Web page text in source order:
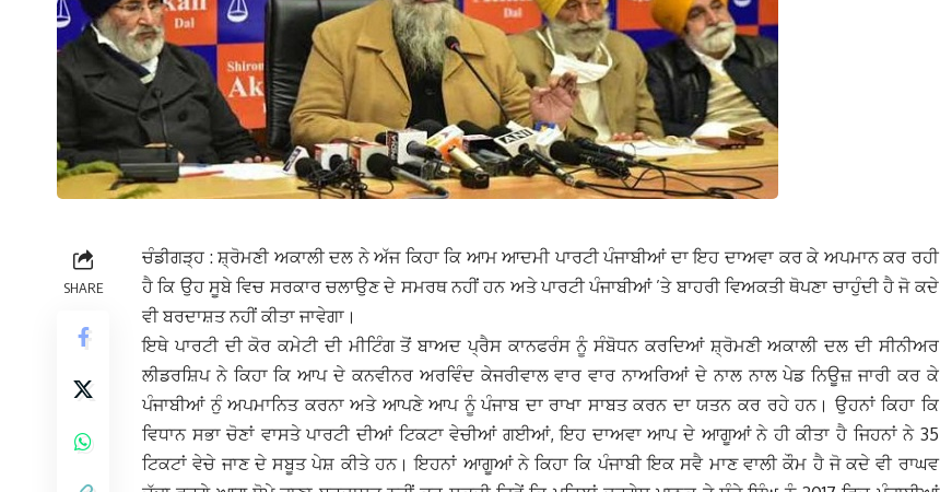
SHARE
ਚੰਡੀਗੜ੍ਹ : ਸ਼੍ਰੋਮਣੀ ਅਕਾਲੀ ਦਲ ਨੇ ਅੱਜ ਕਿਹਾ ਕਿ ਆਮ ਆਦਮੀ ਪਾਰਟੀ ਪੰਜਾਬੀਆਂ ਦਾ ਇਹ ਦਾਅਵਾ ਕਰ ਕੇ ਅਪਮਾਨ ਕਰ ਰਹੀ
ਹੈ ਕਿ ਉਹ ਸੂਬੇ ਵਿਚ ਸਰਕਾਰ ਚਲਾਉਣ ਦੇ ਸਮਰਥ ਨਹੀਂ ਹਨ ਅਤੇ ਪਾਰਟੀ ਪੰਜਾਬੀਆਂ ’ਤੇ ਬਾਹਰੀ ਵਿਅਕਤੀ ਥੋਪਣਾ ਚਾਹੁੰਦੀ ਹੈ ਜੋ ਕਦੇ
ਵੀ ਬਰਦਾਸ਼ਤ ਨਹੀਂ ਕੀਤਾ ਜਾਵੇਗਾ।
ਇਥੇ ਪਾਰਟੀ ਦੀ ਕੋਰ ਕਮੇਟੀ ਦੀ ਮੀਟਿੰਗ ਤੋਂ ਬਾਅਦ ਪ੍ਰੈਸ ਕਾਨਫਰੰਸ ਨੂੰ ਸੰਬੋਧਨ ਕਰਦਿਆਂ ਸ਼੍ਰੋਮਣੀ ਅਕਾਲੀ ਦਲ ਦੀ ਸੀਨੀਅਰ
ਲੀਡਰਸ਼ਿਪ ਨੇ ਕਿਹਾ ਕਿ ਆਪ ਦੇ ਕਨਵੀਨਰ ਅਰਵਿੰਦ ਕੇਜਰੀਵਾਲ ਵਾਰ ਵਾਰ ਨਾਅਰਿਆਂ ਦੇ ਨਾਲ ਨਾਲ ਪੇਡ ਨਿਊਜ਼ ਜਾਰੀ ਕਰ ਕੇ
ਪੰਜਾਬੀਆਂ ਨੁੰ ਅਪਮਾਨਿਤ ਕਰਨਾ ਅਤੇ ਆਪਣੇ ਆਪ ਨੂੰ ਪੰਜਾਬ ਦਾ ਰਾਖਾ ਸਾਬਤ ਕਰਨ ਦਾ ਯਤਨ ਕਰ ਰਹੇ ਹਨ। ਉਹਨਾਂ ਕਿਹਾ ਕਿ
ਵਿਧਾਨ ਸਭਾ ਚੋਣਾਂ ਵਾਸਤੇ ਪਾਰਟੀ ਦੀਆਂ ਟਿਕਟਾ ਵੇਚੀਆਂ ਗਈਆਂ, ਇਹ ਦਾਅਵਾ ਆਪ ਦੇ ਆਗੂਆਂ ਨੇ ਹੀ ਕੀਤਾ ਹੈ ਜਿਹਨਾਂ ਨੇ 35
ਟਿਕਟਾਂ ਵੇਚੇ ਜਾਣ ਦੇ ਸਬੂਤ ਪੇਸ਼ ਕੀਤੇ ਹਨ। ਇਹਨਾਂ ਆਗੂਆਂ ਨੇ ਕਿਹਾ ਕਿ ਪੰਜਾਬੀ ਇਕ ਸਵੈ ਮਾਣ ਵਾਲੀ ਕੌਮ ਹੈ ਜੋ ਕਦੇ ਵੀ ਰਾਘਵ